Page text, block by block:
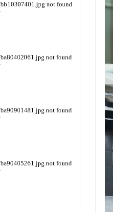
not found
not found
not found
not found